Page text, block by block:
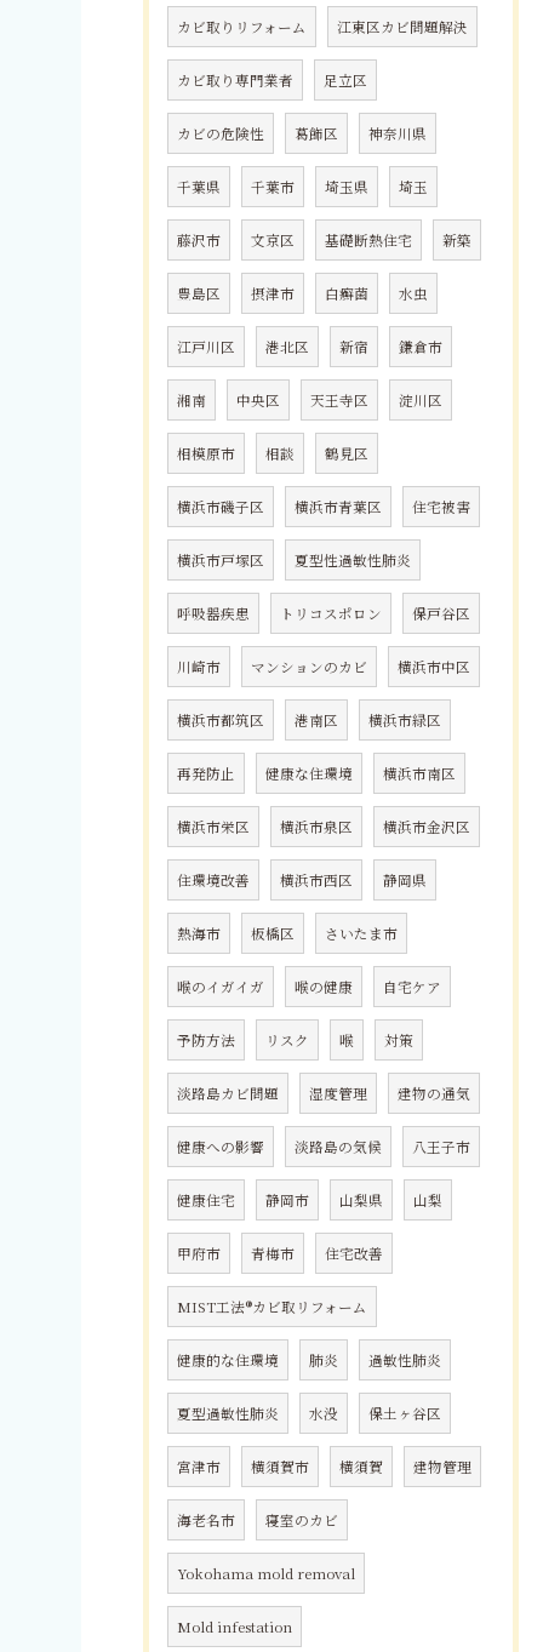
カビ取りリフォーム 江東区カビ問題解決
カビ取り専門業者 足立区
カビの危険性 葛飾区 神奈川県
千葉県 千葉市 埼玉県 埼玉
藤沢市 文京区 基礎断熱住宅 新築
豊島区 摂津市 白癬菌 水虫
江戸川区 港北区 新宿 鎌倉市
湘南 中央区 天王寺区 淀川区
相模原市 相談 鶴見区
横浜市磯子区 横浜市青葉区 住宅被害
横浜市戸塚区 夏型性過敏性肺炎
呼吸器疾患 トリコスポロン 保戸谷区
川崎市 マンションのカビ 横浜市中区
横浜市都筑区 港南区 横浜市緑区
再発防止 健康な住環境 横浜市南区
横浜市栄区 横浜市泉区 横浜市金沢区
住環境改善 横浜市西区 静岡県
熱海市 板橋区 さいたま市
喉のイガイガ 喉の健康 自宅ケア
予防方法 リスク 喉 対策
淡路島カビ問題 湿度管理 建物の通気
健康への影響 淡路島の気候 八王子市
健康住宅 静岡市 山梨県 山梨
甲府市 青梅市 住宅改善
MIST工法®カビ取リフォーム
健康的な住環境 肺炎 過敏性肺炎
夏型過敏性肺炎 水没 保土ヶ谷区
宮津市 横須賀市 横須賀 建物管理
海老名市 寝室のカビ
Yokohama mold removal
Mold infestation